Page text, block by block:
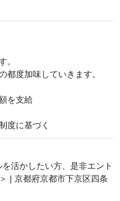
。
都度加味していきます。
を支給
度に基づく